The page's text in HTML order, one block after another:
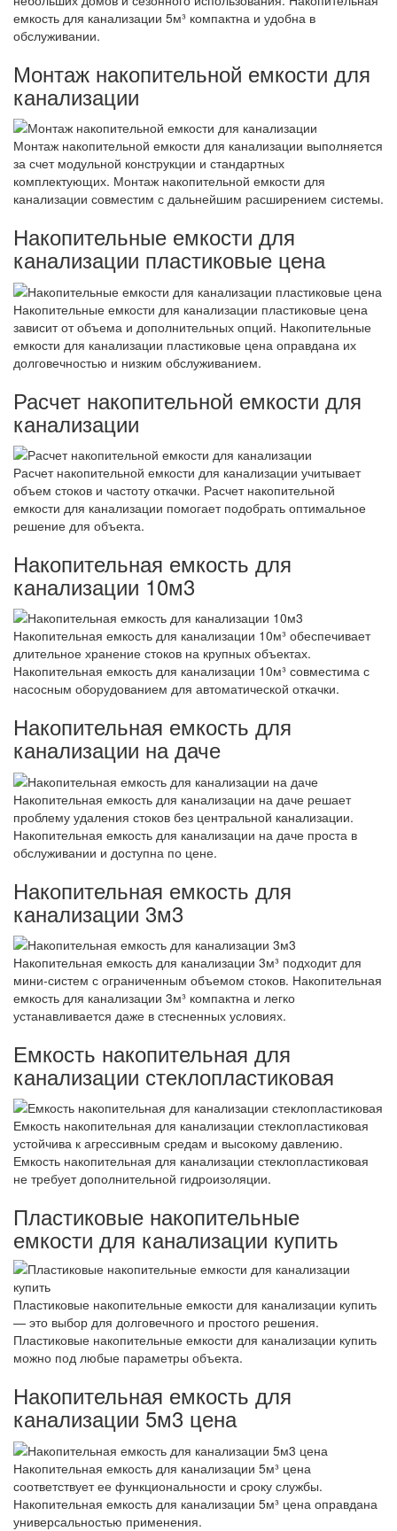
емкость для канализации 5м³ компактна и удобна в
обслуживании.
Монтаж накопительной емкости для
канализации
Монтаж накопительной емкости для канализации выполняется
за счет модульной конструкции и стандартных
комплектующих. Монтаж накопительной емкости для
канализации совместим с дальнейшим расширением системы.
Накопительные емкости для
канализации пластиковые цена
Накопительные емкости для канализации пластиковые цена
зависит от объема и дополнительных опций. Накопительные
емкости для канализации пластиковые цена оправдана их
долговечностью и низким обслуживанием.
Расчет накопительной емкости для
канализации
Расчет накопительной емкости для канализации учитывает
объем стоков и частоту откачки. Расчет накопительной
емкости для канализации помогает подобрать оптимальное
решение для объекта.
Накопительная емкость для
канализации 10м3
Накопительная емкость для канализации 10м³ обеспечивает
длительное хранение стоков на крупных объектах.
Накопительная емкость для канализации 10м³ совместима с
насосным оборудованием для автоматической откачки.
Накопительная емкость для
канализации на даче
Накопительная емкость для канализации на даче решает
проблему удаления стоков без центральной канализации.
Накопительная емкость для канализации на даче проста в
обслуживании и доступна по цене.
Накопительная емкость для
канализации 3м3
Накопительная емкость для канализации 3м³ подходит для
мини-систем с ограниченным объемом стоков. Накопительная
емкость для канализации 3м³ компактна и легко
устанавливается даже в стесненных условиях.
Емкость накопительная для
канализации стеклопластиковая
Емкость накопительная для канализации стеклопластиковая
устойчива к агрессивным средам и высокому давлению.
Емкость накопительная для канализации стеклопластиковая
не требует дополнительной гидроизоляции.
Пластиковые накопительные
емкости для канализации купить
Пластиковые накопительные емкости для канализации купить
— это выбор для долговечного и простого решения.
Пластиковые накопительные емкости для канализации купить
можно под любые параметры объекта.
Накопительная емкость для
канализации 5м3 цена
Накопительная емкость для канализации 5м³ цена
соответствует ее функциональности и сроку службы.
Накопительная емкость для канализации 5м³ цена оправдана
универсальностью применения.